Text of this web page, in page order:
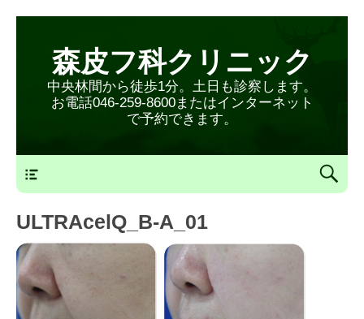
森皮フ科クリニック
中央林間から徒歩1分。土日も診察します。
お電話046-259-8600またはインターネット
で予約できます。
ULTRAcelQ_B-A_01